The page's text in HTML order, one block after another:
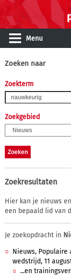
Menu
Zoeken naar
Zoekterm
Zoekgebied
Zoekresultaten
Hier kan je nieuws
een bepaald lid van
Je zoekopdracht in
Nieuws, Populaire
wedstrijd, 11
...en